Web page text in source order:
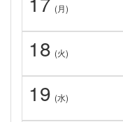
(月)
18 (火)
19 (水)